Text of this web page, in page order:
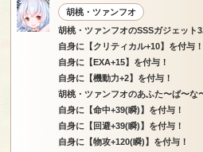
胡桃・ツァンフオ
胡桃・ツァンフオのSSSガジェット
自身に【クリティカル+10】を付与！
自身に【EXA+15】を付与！
自身に【機動力+2】を付与！
胡桃・ツァンフオのあふた〜ば〜な
自身に【命中+39(瞬)】を付与！
自身に【回避+39(瞬)】を付与！
自身に【物攻+120(瞬)】を付与！